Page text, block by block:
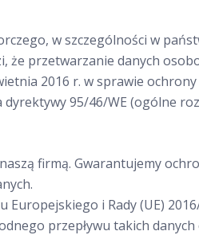
w szczególności w
że przetwarzanie danych
2016 r. w sprawie
95/46/WE (ogólne
firmą. Gwarantujemy
i Rady (UE)
przepływu takich